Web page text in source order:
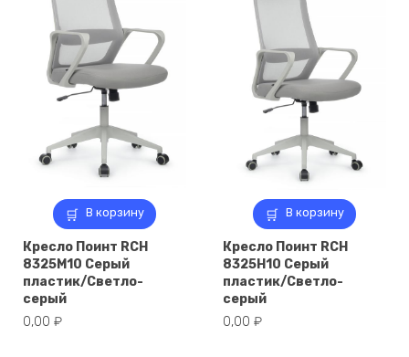
В корзину
Кресло Поинт RCH
8325M10 Серый
пластик/Светло-
серый
0,00 ₽
В корзину
Кресло Поинт RCH
8325H10 Серый
пластик/Светло-
серый
0,00 ₽